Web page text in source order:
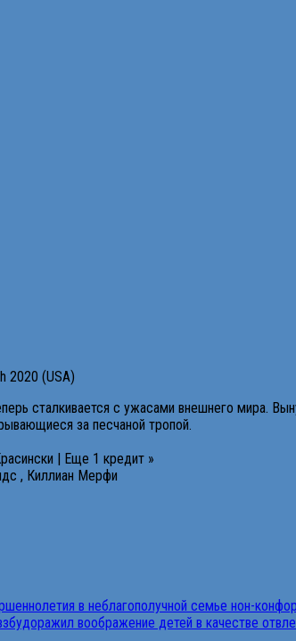
2020 (USA)
сталкивается с ужасами внешнего мира.
за песчаной тропой.
| Еще 1 кредит »
, Киллиан Мерфи